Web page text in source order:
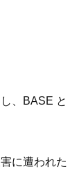
、BASE と
に遭われた